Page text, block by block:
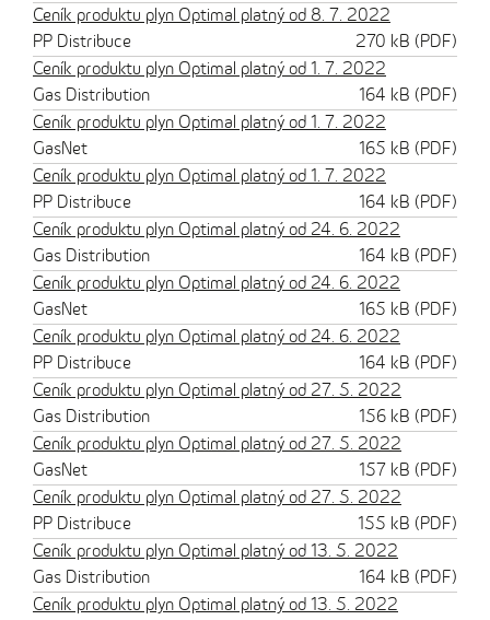
Ceník produktu plyn Optimal platný od 8. 7. 2022
PP Distribuce
270 kB (PDF)
Ceník produktu plyn Optimal platný od 1. 7. 2022
Gas Distribution
164 kB (PDF)
Ceník produktu plyn Optimal platný od 1. 7. 2022
GasNet
165 kB (PDF)
Ceník produktu plyn Optimal platný od 1. 7. 2022
PP Distribuce
164 kB (PDF)
Ceník produktu plyn Optimal platný od 24. 6. 2022
Gas Distribution
164 kB (PDF)
Ceník produktu plyn Optimal platný od 24. 6. 2022
GasNet
165 kB (PDF)
Ceník produktu plyn Optimal platný od 24. 6. 2022
PP Distribuce
164 kB (PDF)
Ceník produktu plyn Optimal platný od 27. 5. 2022
Gas Distribution
156 kB (PDF)
Ceník produktu plyn Optimal platný od 27. 5. 2022
GasNet
157 kB (PDF)
Ceník produktu plyn Optimal platný od 27. 5. 2022
PP Distribuce
155 kB (PDF)
Ceník produktu plyn Optimal platný od 13. 5. 2022
Gas Distribution
164 kB (PDF)
Ceník produktu plyn Optimal platný od 13. 5. 2022